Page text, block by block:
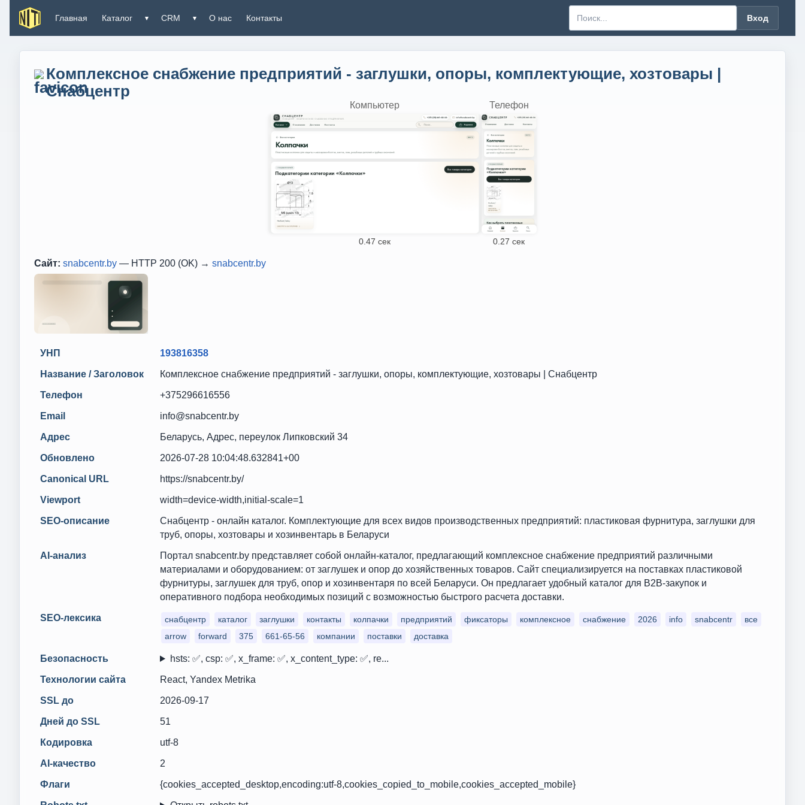
Главная Каталог ▾ CRM ▾ О нас Контакты Вход
Комплексное снабжение предприятий - заглушки, опоры, комплектующие, хозтовары |
Снабцентр
Компьютер
0.47 сек
Телефон
0.27 сек
Сайт: snabcentr.by — HTTP 200 (OK) → snabcentr.by
УНП 193816358
Название / Заголовок Комплексное снабжение предприятий - заглушки, опоры, комплектующие, хозтовары | Снабцентр
Телефон +375296616556
Email info@snabcentr.by
Адрес Беларусь, Адрес, переулок Липковский 34
Обновлено 2026-07-28 10:04:48.632841+00
Canonical URL https://snabcentr.by/
Viewport width=device-width,initial-scale=1
SEO-описание
Снабцентр - онлайн каталог. Комплектующие для всех видов производственных предприятий: пластиковая фурнитура, заглушки для
труб, опоры, хозтовары и хозинвентарь в Беларуси
AI-анализ
Портал snabcentr.by представляет собой онлайн-каталог, предлагающий комплексное снабжение предприятий различными
материалами и оборудованием: от заглушек и опор до хозяйственных товаров. Сайт специализируется на поставках пластиковой
фурнитуры, заглушек для труб, опор и хозинвентаря по всей Беларуси. Он предлагает удобный каталог для B2B-закупок и
оперативного подбора необходимых позиций с возможностью быстрого расчета доставки.
SEO-лексика снабцентр каталог заглушки контакты колпачки предприятий фиксаторы комплексное снабжение 2026 info snabcentr
все
arrow
forward 375 661-65-56 компании поставки доставка
Безопасность hsts: ✅, csp: ✅, x_frame: ✅, x_content_type: ✅, re...
Технологии сайта React, Yandex Metrika
SSL до 2026-09-17
Дней до SSL 51
Кодировка utf-8
AI-качество 2
Флаги {cookies_accepted_desktop,encoding:utf-8,cookies_copied_to_mobile,cookies_accepted_mobile}